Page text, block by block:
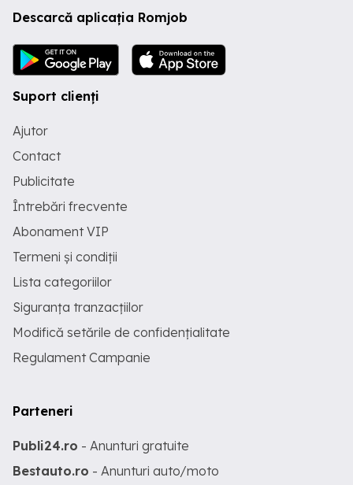
Descarcă aplicația Romjob
Suport clienți
Ajutor
Contact
Publicitate
Întrebări frecvente
Abonament VIP
Termeni și condiții
Lista categoriilor
Siguranța tranzacțiilor
Modifică setările de confidențialitate
Regulament Campanie
Parteneri
Publi24.ro - Anunturi gratuite
Bestauto.ro - Anunturi auto/moto